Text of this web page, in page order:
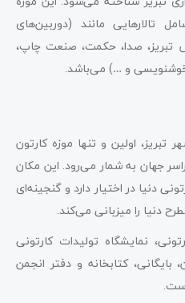
تالارهایی مانند (دوربین‌های
صدا، حکمت، صنعت چاپ،
خوشنویسی و …) می‌باشد.
تبریز، اولین و تنها موزه کارتون
جهان به شمار می‌رود. این مکان
دنیا در اختیار دارد و گنجینه‌ای
دنیا را میزبانی می‌کند.
نمایشگاه تولیدات کارتونی
بایگانی، کتابخانه و دفتر انجمن